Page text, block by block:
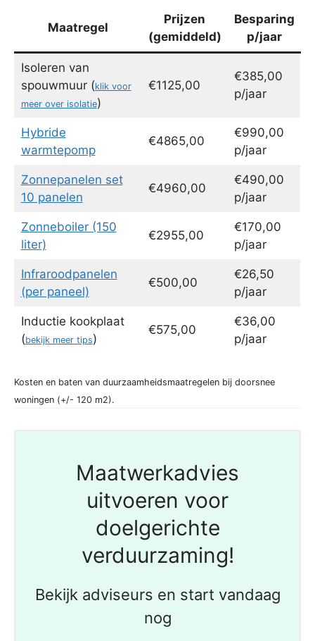
Maatregel
Prijzen
(gemiddeld)
Besparing
p/jaar
Isoleren van
spouwmuur (klik voor
meer over isolatie)
€1125,00
€385,00
p/jaar
Hybride
warmtepomp
€4865,00
€990,00
p/jaar
Zonnepanelen set
10 panelen
€4960,00
€490,00
p/jaar
Zonneboiler (150
liter)
€2955,00
€170,00
p/jaar
Infraroodpanelen
(per paneel)
€500,00
€26,50
p/jaar
Inductie kookplaat
(bekijk meer tips)
€575,00
€36,00
p/jaar
Kosten en baten van duurzaamheidsmaatregelen bij doorsnee
woningen (+/- 120 m2).
Maatwerkadvies
uitvoeren voor
doelgerichte
verduurzaming!
Bekijk adviseurs en start vandaag
nog